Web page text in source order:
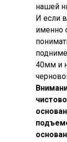
нашей
И если
именно
40мм и